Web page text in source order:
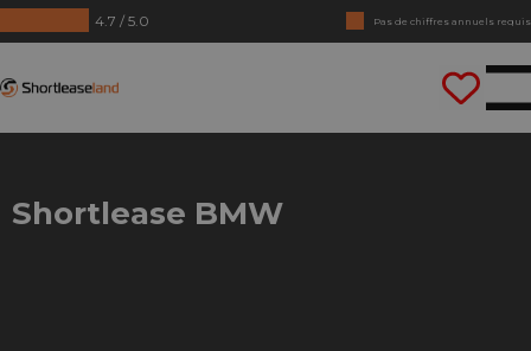
4.7 / 5.0
Pas de chiffres annuels requis
Conduisez tout de suite
Shortlease BMW